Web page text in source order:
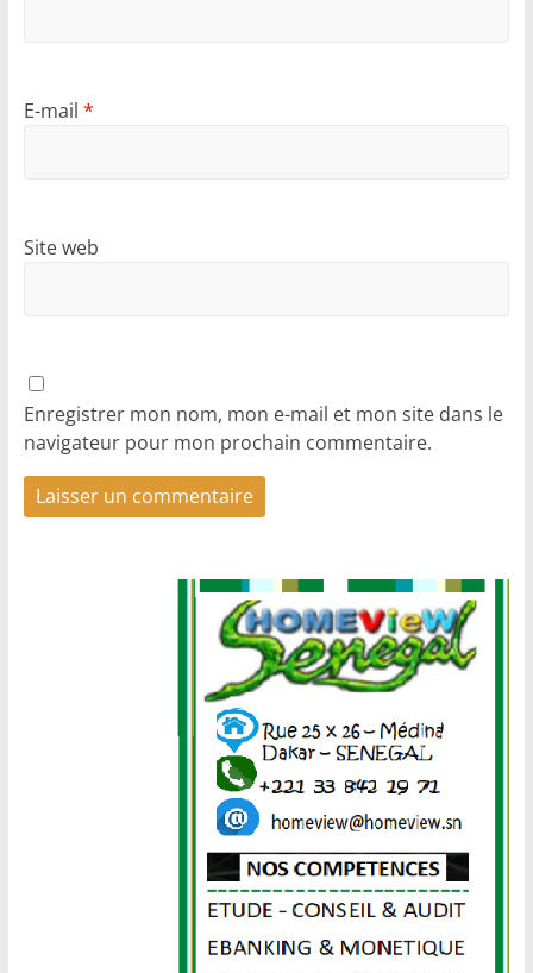
E-mail *
Site web
Enregistrer mon nom, mon e-mail et mon site dans le
navigateur pour mon prochain commentaire.